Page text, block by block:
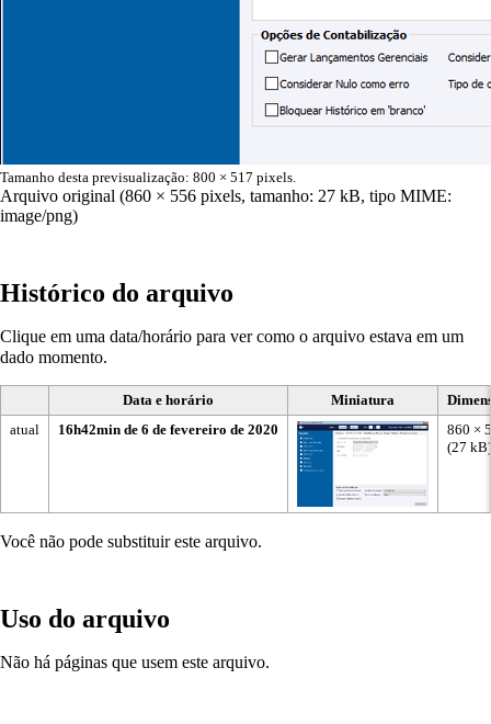
Tamanho desta previsualização: 800 × 517 pixels.
Arquivo original (860 × 556 pixels, tamanho: 27 kB, tipo MIME:
image/png)
Histórico do arquivo
Clique em uma data/horário para ver como o arquivo estava em um
dado momento.
Data e horário Miniatura
atual
16h42min de 6 de fevereiro de 2020
860 ×
(27 kB)
Você não pode substituir este arquivo.
Uso do arquivo
Não há páginas que usem este arquivo.